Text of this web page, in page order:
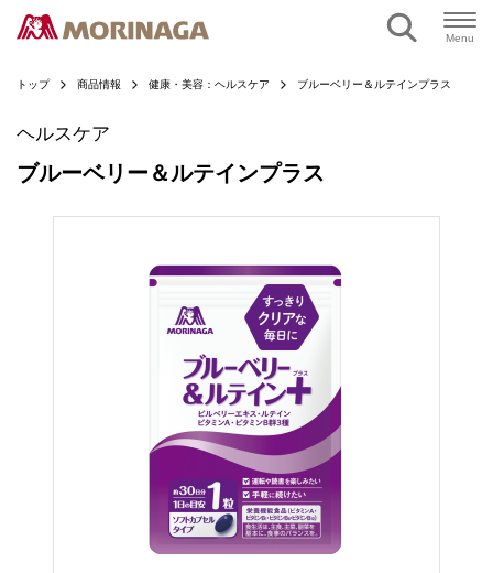
Menu
トップ 商品情報 健康・美容：ヘルスケア ブルーベリー＆ルテインプラス
ヘルスケア
ブルーベリー＆ルテインプラス